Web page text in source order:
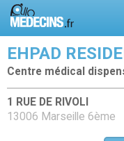
EHPAD
Centre médical
1 RUE DE RIVOLI
13006 Marseille 6ème